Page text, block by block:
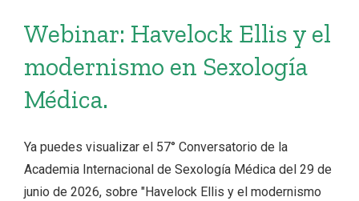
Webinar: Havelock Ellis y el
modernismo en Sexología
Médica.
Ya puedes visualizar el 57° Conversatorio de la
Academia Internacional de Sexología Médica del 29 de
junio de 2026, sobre "Havelock Ellis y el modernismo